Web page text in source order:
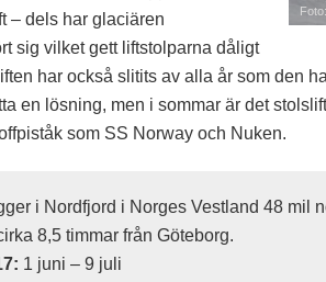
– dels har glaciären
sig vilket gett liftstolparna dåligt
har också slitits av alla år som den
en lösning, men i sommar är det
som SS Norway och Nuken.
i Nordfjord i Norges Vestland 48 mil
8,5 timmar från Göteborg.
1 juni – 9 juli